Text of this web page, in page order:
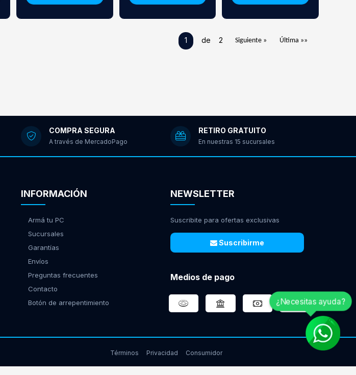
1 de 2 Siguiente » Última »»
COMPRA SEGURA
A través de MercadoPago
RETIRO GRATUITO
En nuestras 15 sucursales
INFORMACIÓN
Armá tu PC
Sucursales
Garantías
Envíos
Preguntas frecuentes
Contacto
Botón de arrepentimiento
NEWSLETTER
Suscribite para ofertas exclusivas
Suscribirme
Medios de pago
Términos Privacidad Consumidor
¿Necesitas ayuda?